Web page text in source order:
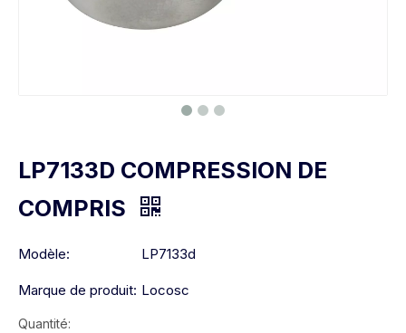
LP7133D COMPRESSION DE
COMPRIS
Modèle: LP7133d
Marque de produit: Locosc
Quantité: